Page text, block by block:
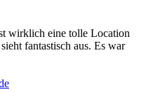
wirklich eine tolle Location
fantastisch aus. Es war